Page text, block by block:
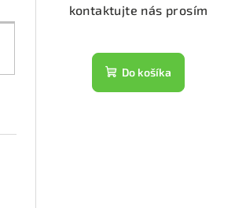
kontaktujte nás prosím
Do košíka